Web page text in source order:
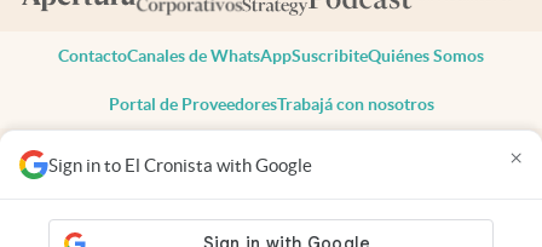
Sign in to El Cronista with Google ×
ContactoCanales de WhatsAppSuscribiteQuiénes Somos
Portal de ProveedoresTrabajá con nosotros
Todos los derechos reservados
Privacidad